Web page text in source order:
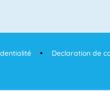
Declaration de